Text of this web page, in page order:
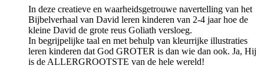
In deze creatieve en waarheidsgetrouwe navertelling van het
Bijbelverhaal van David leren kinderen van 2-4 jaar hoe de
kleine David de grote reus Goliath versloeg.
In begrijpelijke taal en met behulp van kleurrijke illustraties
leren kinderen dat God GROTER is dan wie dan ook. Ja, Hij
is de ALLERGROOTSTE van de hele wereld!